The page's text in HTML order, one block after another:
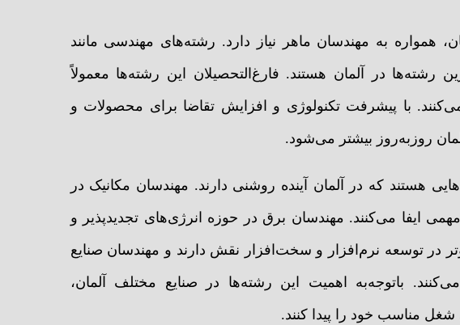
همواره به مهندسان ماهر نیاز دارد. رشته‌های مهندسی مانند
رشته‌ها در آلمان هستند. فارغ‌التحصیلان این رشته‌ها معمولاً
با پیشرفت تکنولوژی و افزایش تقاضا برای محصولات و
روزبه‌روز بیشتر می‌شود.
هستند که در آلمان آینده روشنی دارند. مهندسان مکانیک در
ایفا می‌کنند. مهندسان برق در حوزه انرژی‌های تجدیدپذیر و
در توسعه نرم‌افزار و سخت‌افزار نقش دارند و مهندسان صنایع
باتوجه‌به اهمیت این رشته‌ها در صنایع مختلف آلمان،
مناسب خود را پیدا کنند.